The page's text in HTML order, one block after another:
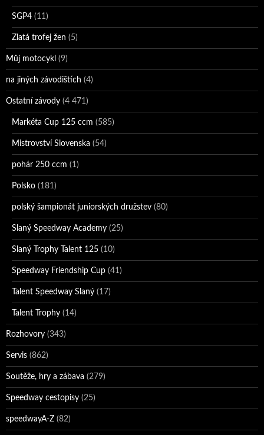
SGP4 (11)
Zlatá trofej žen (5)
Můj motocykl (9)
na jiných závodištích (4)
Ostatní závody (4 471)
Markéta Cup 125 ccm (585)
Mistrovství Slovenska (54)
pohár 250 ccm (1)
Polsko (181)
polský šampionát juniorských družstev (80)
Slaný Speedway Academy (25)
Slaný Trophy Talent 125 (10)
Speedway Friendship Cup (41)
Talent Speedway Slaný (17)
Talent Trophy (14)
Rozhovory (343)
Servis (862)
Soutěže, hry a zábava (279)
Speedway cestopisy (25)
speedwayA-Z (82)